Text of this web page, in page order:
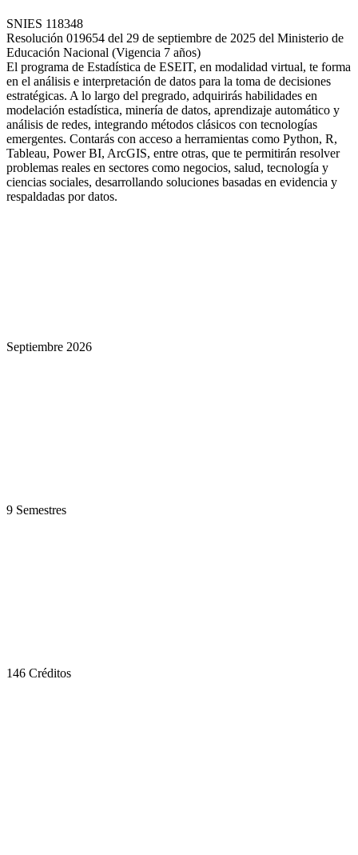
SNIES 118348
Resolución 019654 del 29 de septiembre de 2025 del Ministerio de
Educación Nacional (Vigencia 7 años)
El programa de Estadística de ESEIT, en modalidad virtual, te forma
en el análisis e interpretación de datos para la toma de decisiones
estratégicas. A lo largo del pregrado, adquirirás habilidades en
modelación estadística, minería de datos, aprendizaje automático y
análisis de redes, integrando métodos clásicos con tecnologías
emergentes. Contarás con acceso a herramientas como Python, R,
Tableau, Power BI, ArcGIS, entre otras, que te permitirán resolver
problemas reales en sectores como negocios, salud, tecnología y
ciencias sociales, desarrollando soluciones basadas en evidencia y
respaldadas por datos.
Septiembre 2026
9 Semestres
146 Créditos